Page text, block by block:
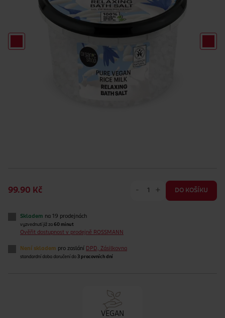
99.90 Kč - + DO KOŠÍKU
Skladem na 19 prodejnách
vyzvednutí již za 60 minut
Ověřit dostupnost v prodejně ROSSMANN
Není skladem pro zaslání DPD, Zásilkovna
standardní doba doručení do 3 pracovních dní
VEGAN